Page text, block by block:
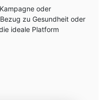
oder
zu Gesundheit oder
ideale Platform